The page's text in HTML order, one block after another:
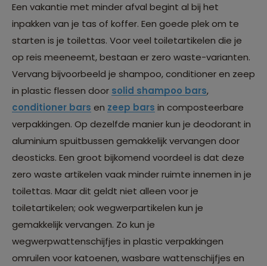
Een vakantie met minder afval begint al bij het
inpakken van je tas of koffer. Een goede plek om te
starten is je toilettas. Voor veel toiletartikelen die je
op reis meeneemt, bestaan er zero waste-varianten.
Vervang bijvoorbeeld je shampoo, conditioner en zeep
in plastic flessen door solid shampoo bars,
conditioner bars en zeep bars in composteerbare
verpakkingen. Op dezelfde manier kun je deodorant in
aluminium spuitbussen gemakkelijk vervangen door
deosticks. Een groot bijkomend voordeel is dat deze
zero waste artikelen vaak minder ruimte innemen in je
toilettas. Maar dit geldt niet alleen voor je
toiletartikelen; ook wegwerpartikelen kun je
gemakkelijk vervangen. Zo kun je
wegwerpwattenschijfjes in plastic verpakkingen
omruilen voor katoenen, wasbare wattenschijfjes en